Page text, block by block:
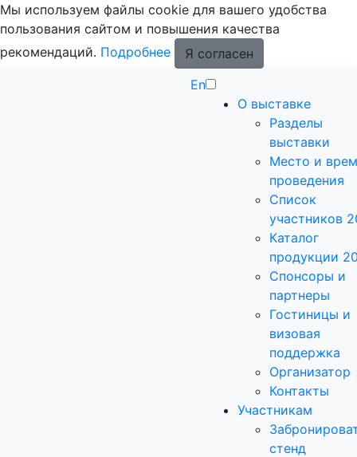
Мы используем файлы cookie для вашего удобства
пользования сайтом и повышения качества
рекомендаций. Подробнее
Я согласен
En
О выставке
Разделы
выставки
Место и
проведения
Список
участников
Каталог
продукции
Спонсоры и
партнеры
Гостиницы и
визовая
поддержка
Организатор
Контакты
Участникам
стенд